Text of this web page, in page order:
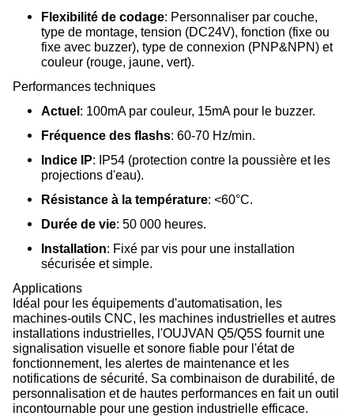
Flexibilité de codage: Personnaliser par couche,
type de montage, tension (DC24V), fonction (fixe ou
fixe avec buzzer), type de connexion (PNP&NPN) et
couleur (rouge, jaune, vert).
Performances techniques
Actuel: 100mA par couleur, 15mA pour le buzzer.
Fréquence des flashs: 60-70 Hz/min.
Indice IP: IP54 (protection contre la poussière et les
projections d'eau).
Résistance à la température: <60°C.
Durée de vie: 50 000 heures.
Installation: Fixé par vis pour une installation
sécurisée et simple.
Applications
Idéal pour les équipements d'automatisation, les
machines-outils CNC, les machines industrielles et autres
installations industrielles, l'OUJVAN Q5/Q5S fournit une
signalisation visuelle et sonore fiable pour l'état de
fonctionnement, les alertes de maintenance et les
notifications de sécurité. Sa combinaison de durabilité, de
personnalisation et de hautes performances en fait un outil
incontournable pour une gestion industrielle efficace.